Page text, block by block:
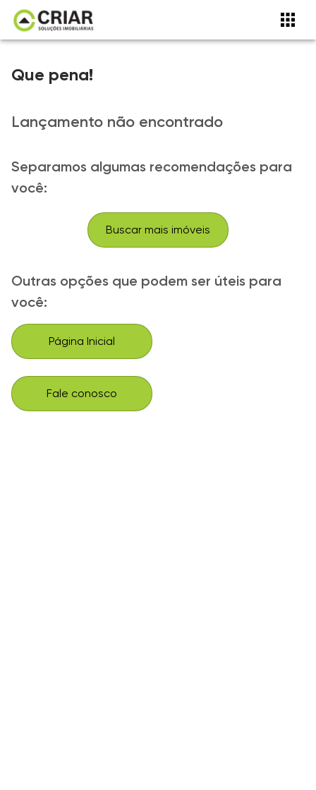
Que pena!
Lançamento não encontrado
Separamos algumas recomendações para
você:
Buscar mais imóveis
Outras opções que podem ser úteis para
você:
Página Inicial
Fale conosco